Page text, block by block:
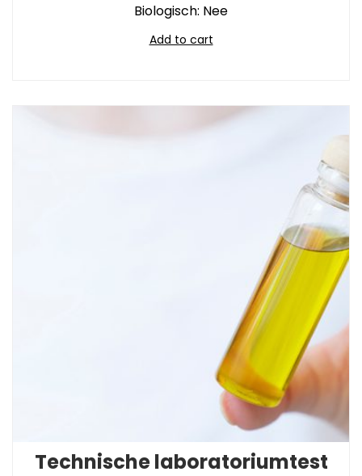
Biologisch: Nee
Add to cart
Technische laboratoriumtest